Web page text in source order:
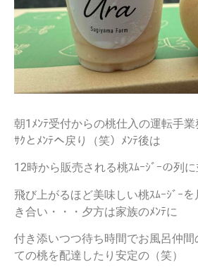
朝1ﾒﾝﾃ受付からの桃仕入の運転手
ｻｸとﾒﾝﾃへ戻り（笑）ﾒﾝﾃ後は
12時から販売される桃ｽﾑｰｼﾞｰの列に
飛び上がるほど美味しい桃ｽﾑｰｼﾞｰ
き合い・・・夕方は家族のﾒﾝﾃに
付き添いつつ待ち時間でお風呂仲
ての桃を配達したり安定の（笑）